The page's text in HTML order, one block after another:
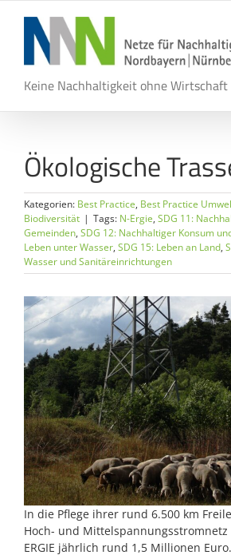
springen
Keine Nachhaltigkeit ohne Wirtschaft
Ökologische
Kategorien: Best Practice, Best Practice
Biodiversität | Tags: N-Ergie, SDG 11:
Gemeinden, SDG 12: Nachhaltiger Konsum
Leben unter Wasser, SDG 15: Leben an Land,
Wasser und Sanitäreinrichtungen
In die Pflege ihrer rund 6.500 km
Hoch- und
ERGIE jährlich rund 1,5 Millionen